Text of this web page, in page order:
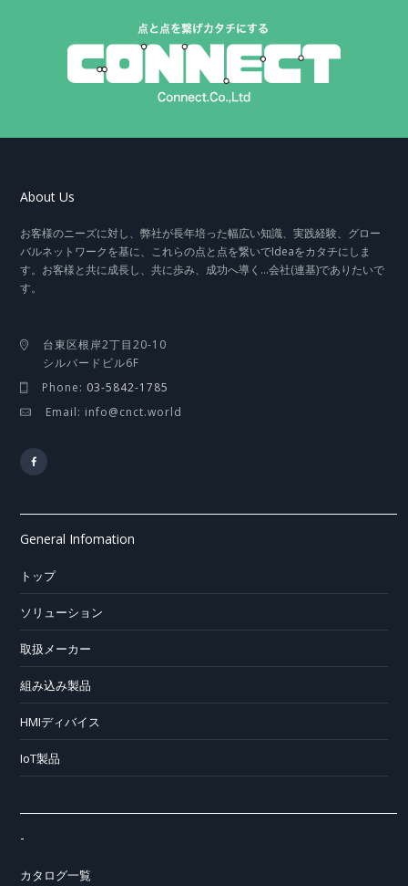
About Us
お客様のニーズに対し、弊社が長年培った幅広い知識、実践経験、グロー
バルネットワークを基に、これらの点と点を繋いでIdeaをカタチにしま
す。お客様と共に成長し、共に歩み、成功へ導く…会社(連基)でありたいで
す。
台東区根岸2丁目20-10
シルバードビル6F
Phone: 03-5842-1785
Email: info@cnct.world
General Infomation
トップ
ソリューション
取扱メーカー
組み込み製品
HMIディバイス
IoT製品
-
カタログ一覧